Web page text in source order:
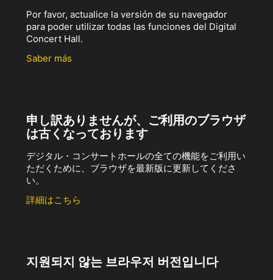
Por favor, actualice la versión de su navegador
para poder utilizar todas las funciones del Digital
Concert Hall.
Saber más
申し訳ありませんが、ご利用のブラウザ
は古くなっております
デジタル・コンサートホールの全ての機能をご利用い
ただくために、ブラウザを最新版に更新してくださ
い。
詳細はこちら
지원되지 않는 브라우저 버전입니다